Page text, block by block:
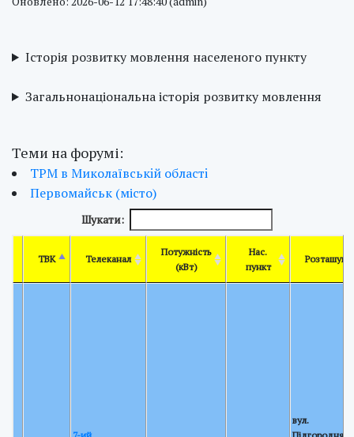
Історія розвитку мовлення населеного пункту
Загальнонаціональна історія розвитку мовлення
Теми на форумі:
ТРМ в Миколаївськiй областi
Первомайськ (місто)
Шукати:
ТВК Телеканал
Потужність
(кВт)
Нас.
пункт
вул.